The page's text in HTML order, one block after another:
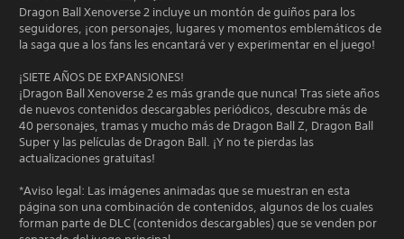
Dragon Ball Xenoverse 2 incluye un montón de guiños para los
seguidores, ¡con personajes, lugares y momentos emblemáticos de
la saga que a los fans les encantará ver y experimentar en el juego!
¡SIETE AÑOS DE EXPANSIONES!
¡Dragon Ball Xenoverse 2 es más grande que nunca! Tras siete años
de nuevos contenidos descargables periódicos, descubre más de
40 personajes, tramas y mucho más de Dragon Ball Z, Dragon Ball
Super y las películas de Dragon Ball. ¡Y no te pierdas las
actualizaciones gratuitas!
*Aviso legal: Las imágenes animadas que se muestran en esta
página son una combinación de contenidos, algunos de los cuales
forman parte de DLC (contenidos descargables) que se venden por